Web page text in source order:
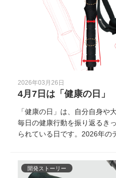
2026年03月26日
4月7日は「健康の日」
「健康の日」は、自分自身や
毎日の健康行動を振り返るき
られている日です。2026年の
ていく今年、まずは大切な人
開発ストーリー